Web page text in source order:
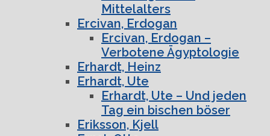
Mittelalters
Ercivan, Erdogan
Ercivan, Erdogan –
Verbotene Ägyptologie
Erhardt, Heinz
Erhardt, Ute
Erhardt, Ute – Und jeden
Tag ein bischen böser
Eriksson, Kjell